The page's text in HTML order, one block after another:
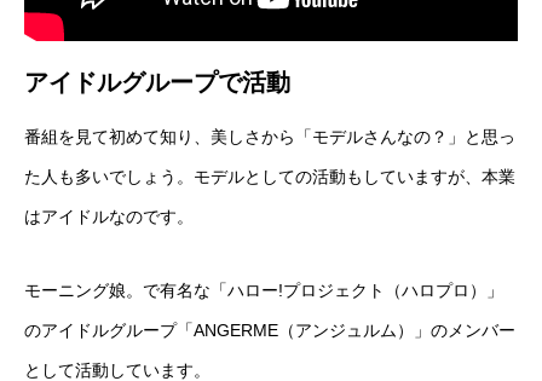
アイドルグループで活動
番組を見て初めて知り、美しさから「モデルさんなの？」と思っ
た人も多いでしょう。モデルとしての活動もしていますが、本業
はアイドルなのです。
モーニング娘。で有名な「ハロー!プロジェクト（ハロプロ）」
のアイドルグループ「ANGERME（アンジュルム）」のメンバー
として活動しています。